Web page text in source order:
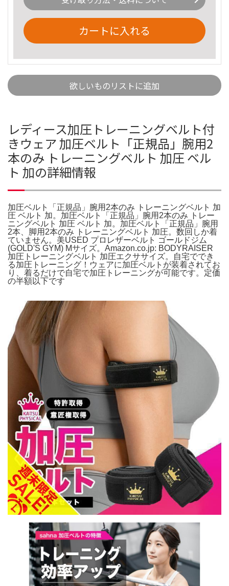
カートに入れる
欲しいものリストに追加
レディース加圧トレーニングベルト付
きウェア 加圧ベルト「正規品」腕用2
本のみ トレーニングベルト 加圧 ベル
ト 加の詳細情報
加圧ベルト「正規品」腕用2本のみ トレーニングベルト 加
圧 ベルト 加。加圧ベルト「正規品」腕用2本のみ トレー
ニングベルト 加圧 ベルト 加。加圧ベルト「正規品」腕用
2本、脚用2本のみ トレーニングベルト 加圧。数回しか着
ていません。美USED プロレザーベルト ゴールドジム
(GOLD'S GYM) Mサイズ。Amazon.co.jp: BODYRAISER
加圧トレーニングベルト 加圧エクササイズ。自宅ででき
る加圧トレーニング！ウェアに加圧ベルトが装着されてお
り、着るだけで自宅で加圧トレーニングが可能です。定価
の半額以下です